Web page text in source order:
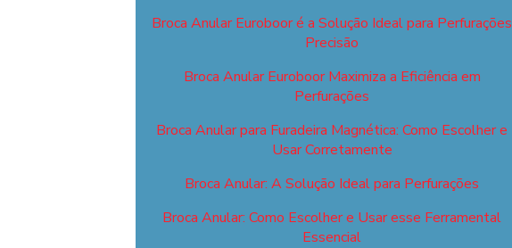
Broca Anular Euroboor é a Solução Ideal para Perfurações
Precisão
Broca Anular Euroboor Maximiza a Eficiência em
Perfurações
Broca Anular para Furadeira Magnética: Como Escolher e
Usar Corretamente
Broca Anular: A Solução Ideal para Perfurações
Broca Anular: Como Escolher e Usar esse Ferramental
Essencial